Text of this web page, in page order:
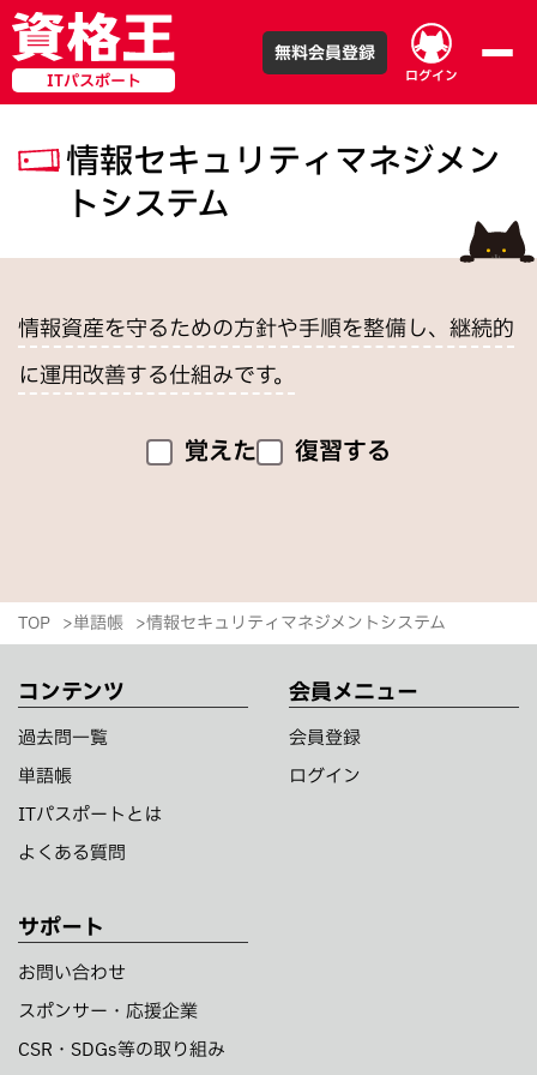
ITパスポート ログイン
無料会員登録
情報セキュリティマネジメン
トシステム
情報資産を守るための方針や手順を整備し、継続的
に運用改善する仕組みです。
覚えた 復習する
TOP 単語帳 情報セキュリティマネジメントシステム
コンテンツ
過去問一覧
単語帳
ITパスポートとは
よくある質問
会員メニュー
会員登録
ログイン
サポート
お問い合わせ
スポンサー・応援企業
CSR・SDGs等の取り組み